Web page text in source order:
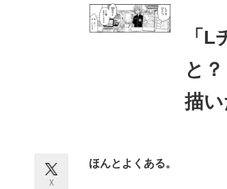
ITエンジニア向け専門サイト
「
と
描
X
ほんとよくある。